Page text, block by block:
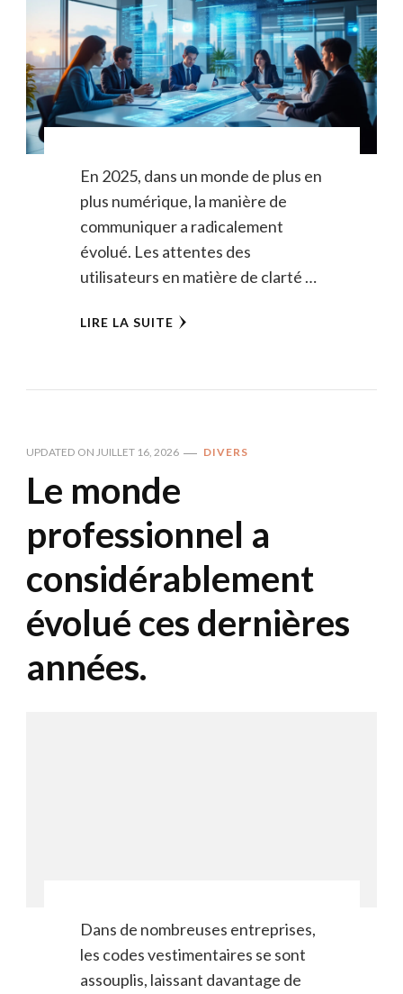
En 2025, dans un monde de plus en
plus numérique, la manière de
communiquer a radicalement
évolué. Les attentes des
utilisateurs en matière de clarté …
LIRE LA SUITE
UPDATED ON JUILLET 16, 2026 DIVERS
Le monde
professionnel a
considérablement
évolué ces dernières
années.
Dans de nombreuses entreprises,
les codes vestimentaires se sont
assouplis, laissant davantage de